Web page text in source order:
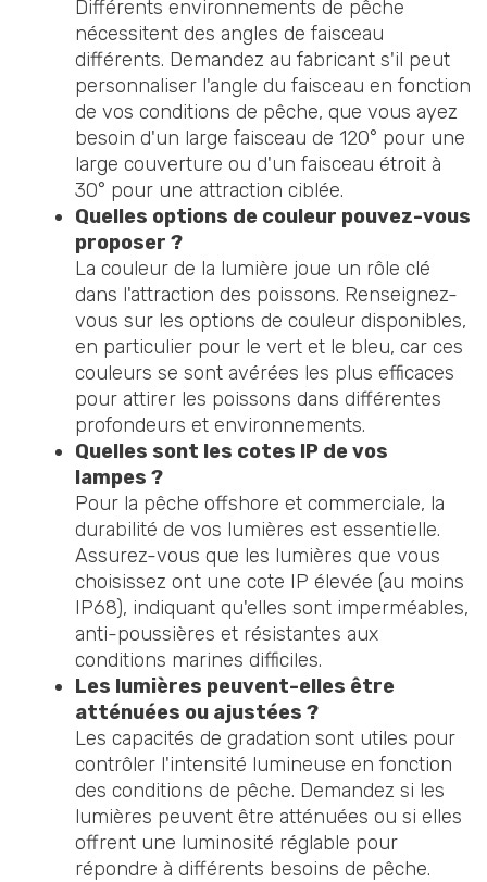
Différents environnements de pêche
nécessitent des angles de faisceau
différents. Demandez au fabricant s'il peut
personnaliser l'angle du faisceau en fonction
de vos conditions de pêche, que vous ayez
besoin d'un large faisceau de 120° pour une
large couverture ou d'un faisceau étroit à
30° pour une attraction ciblée.
Quelles options de couleur pouvez-vous
proposer ?
La couleur de la lumière joue un rôle clé
dans l'attraction des poissons. Renseignez-
vous sur les options de couleur disponibles,
en particulier pour le vert et le bleu, car ces
couleurs se sont avérées les plus efficaces
pour attirer les poissons dans différentes
profondeurs et environnements.
Quelles sont les cotes IP de vos
lampes ?
Pour la pêche offshore et commerciale, la
durabilité de vos lumières est essentielle.
Assurez-vous que les lumières que vous
choisissez ont une cote IP élevée (au moins
IP68), indiquant qu'elles sont imperméables,
anti-poussières et résistantes aux
conditions marines difficiles.
Les lumières peuvent-elles être
atténuées ou ajustées ?
Les capacités de gradation sont utiles pour
contrôler l'intensité lumineuse en fonction
des conditions de pêche. Demandez si les
lumières peuvent être atténuées ou si elles
offrent une luminosité réglable pour
répondre à différents besoins de pêche.